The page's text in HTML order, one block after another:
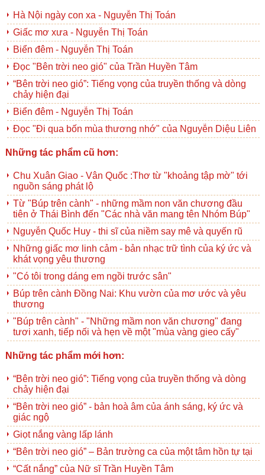
Hà Nội ngày con xa - Nguyễn Thị Toán
Giấc mơ xưa - Nguyễn Thị Toán
Biển đêm - Nguyễn Thị Toán
Đọc "Bên trời neo gió" của Trần Huyền Tâm
“Bên trời neo gió”: Tiếng vọng của truyền thống và dòng
chảy hiện đại
Biển đêm - Nguyễn Thị Toán
Đọc "Đi qua bốn mùa thương nhớ" của Nguyễn Diệu Liên
Những tác phẩm cũ hơn:
Chu Xuân Giao - Vân Quốc :Thơ từ "khoảng tập mờ" tới
nguồn sáng phát lộ
Từ "Búp trên cành" - những mầm non văn chương đầu
tiên ở Thái Bình đến "Các nhà văn mang tên Nhóm Búp"
Nguyễn Quốc Huy - thi sĩ của niềm say mê và quyến rũ
Những giấc mơ linh cảm - bản nhạc trữ tình của ký ức và
khát vọng yêu thương
"Có tôi trong dáng em ngồi trước sân"
Búp trên cành Đồng Nai: Khu vườn của mơ ước và yêu
thương
"Búp trên cành" - "Những mầm non văn chương" đang
tươi xanh, tiếp nối và hẹn về một "mùa vàng gieo cấy"
Những tác phẩm mới hơn:
“Bên trời neo gió”: Tiếng vọng của truyền thống và dòng
chảy hiện đại
“Bên trời neo gió” - bản hoà âm của ánh sáng, ký ức và
giác ngộ
Giọt nắng vàng lấp lánh
“Bên trời neo gió” – Bản trường ca của một tâm hồn tự tại
“Cất nắng” của Nữ sĩ Trần Huyền Tâm